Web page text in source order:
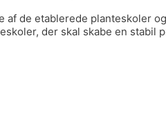
af de etablerede planteskoler
der skal skabe en stabil